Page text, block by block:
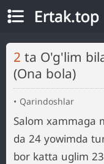
Ertak.top
2 ta O'g'lim bilan xam sikiwdim 1 qisim
(Ona bola)
Qarindoshlar
Salom xammaga
da 24 yowimda
bor katta uglim